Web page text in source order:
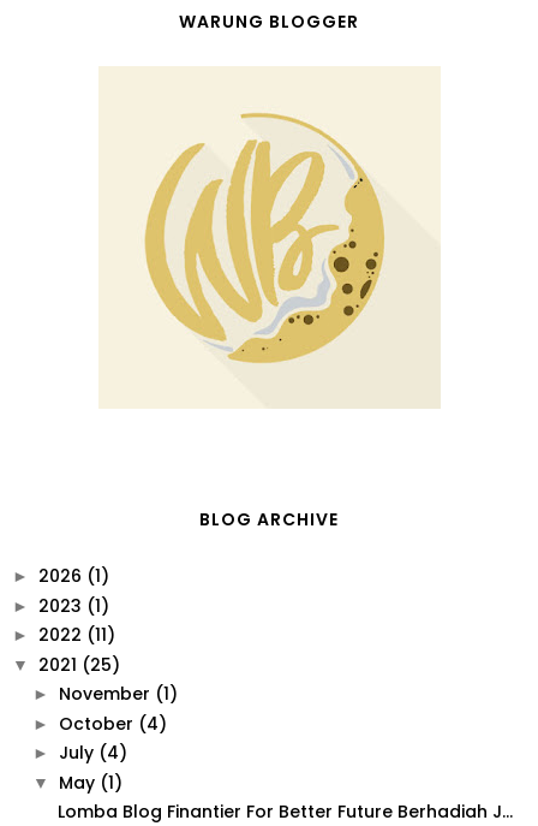
WARUNG BLOGGER
BLOG ARCHIVE
► 2026 (1)
► 2023 (1)
► 2022 (11)
▼ 2021 (25)
► November (1)
► October (4)
► July (4)
▼ May (1)
Lomba Blog Finantier For Better Future Berhadiah J...